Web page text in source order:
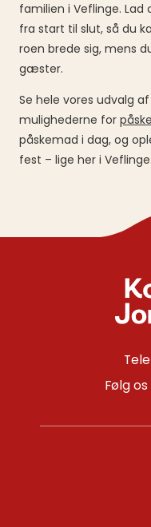
familien i Veflinge. Lad
fra start til slut, så du
roen brede sig, mens
gæster.
Se hele vores udvalg
mulighederne for
påskemad i dag, og
fest – lige her i Veflinge.
Følg os